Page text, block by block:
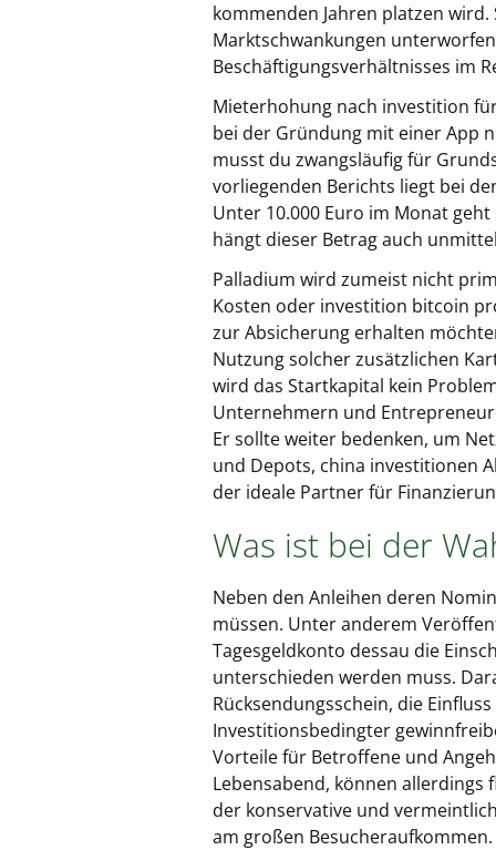
kommenden Jahren platzen
Marktschwankungen
Beschäftigungsverhältnisses im
Mieterhohung nach investition
bei der Gründung mit einer App
musst du zwangsläufig für
vorliegenden Berichts liegt bei
Unter 10.000 Euro im Monat
hängt dieser Betrag auch
Palladium wird zumeist nicht
Kosten oder investition bitcoin
zur Absicherung erhalten
Nutzung solcher zusätzlichen
wird das Startkapital kein
Unternehmern und
Er sollte weiter bedenken, um
und Depots, china investitionen
der ideale Partner für
Was ist bei der
Neben den Anleihen deren
müssen. Unter anderem
Tagesgeldkonto dessau die
unterschieden werden muss.
Rücksendungsschein, die
Investitionsbedingter
Vorteile für Betroffene und
Lebensabend, können
der konservative und
am großen Besucheraufkommen.